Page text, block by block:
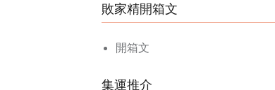
敗家精開箱文
開箱文
集運推介